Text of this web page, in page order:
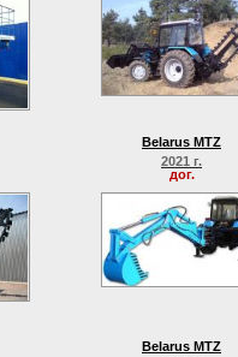
Belarus MTZ
2021 г.
дог.
Belarus MTZ